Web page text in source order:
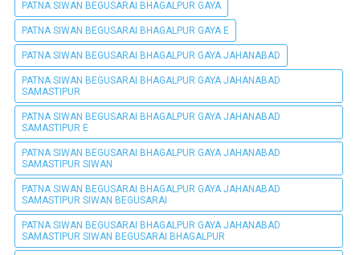
PATNA SIWAN BEGUSARAI BHAGALPUR GAYA
PATNA SIWAN BEGUSARAI BHAGALPUR GAYA E
PATNA SIWAN BEGUSARAI BHAGALPUR GAYA JAHANABAD
PATNA SIWAN BEGUSARAI BHAGALPUR GAYA JAHANABAD
SAMASTIPUR
PATNA SIWAN BEGUSARAI BHAGALPUR GAYA JAHANABAD
SAMASTIPUR E
PATNA SIWAN BEGUSARAI BHAGALPUR GAYA JAHANABAD
SAMASTIPUR SIWAN
PATNA SIWAN BEGUSARAI BHAGALPUR GAYA JAHANABAD
SAMASTIPUR SIWAN BEGUSARAI
PATNA SIWAN BEGUSARAI BHAGALPUR GAYA JAHANABAD
SAMASTIPUR SIWAN BEGUSARAI BHAGALPUR